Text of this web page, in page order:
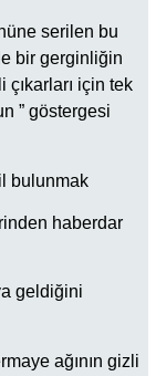
serilen bu
bir gerginliğin
çıkarları için tek
” göstergesi
bulunmak
haberdar
geldiğini
ağının gizli